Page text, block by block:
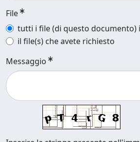
File
tutti i file (di questo documento)
il file(s) che avete richiesto
Messaggio